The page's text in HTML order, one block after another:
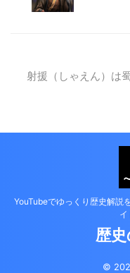
射援（しゃえん）は
YouTubeでゆっくり歴史解説
イ
歴
©